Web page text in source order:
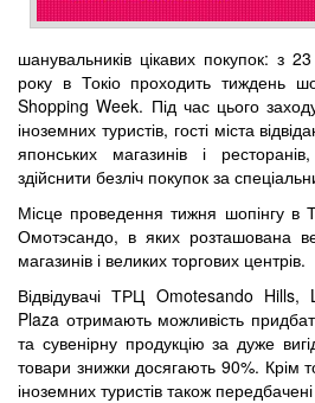
шанувальників цікавих покупок: з
року в Токіо проходить тиждень
Shopping Week. Під час цього
іноземних туристів, гості міста
японських магазинів і
здійснити безліч покупок за
Місце проведення тижня шопінгу в
Омотэсандо, в яких розташована
магазинів і великих торгових центрів.
Відвідувачі ТРЦ Omotesando
Plaza отримають можливість
та сувенірну продукцію за дуже
товари знижки досягають 90%. Крім
іноземних туристів також